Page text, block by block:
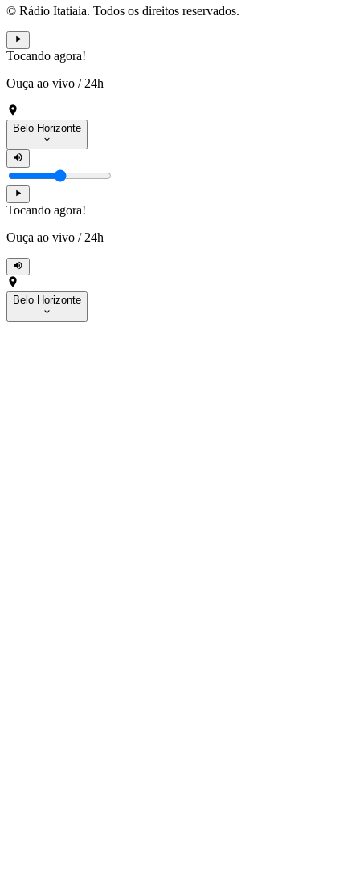
© Rádio Itatiaia. Todos os direitos reservados.
Tocando agora!
Ouça ao vivo / 24h
Belo Horizonte
Tocando agora!
Ouça ao vivo / 24h
Belo Horizonte